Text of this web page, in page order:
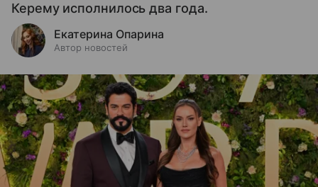
Керему исполнилось два года.
Екатерина Опарина
Автор новостей